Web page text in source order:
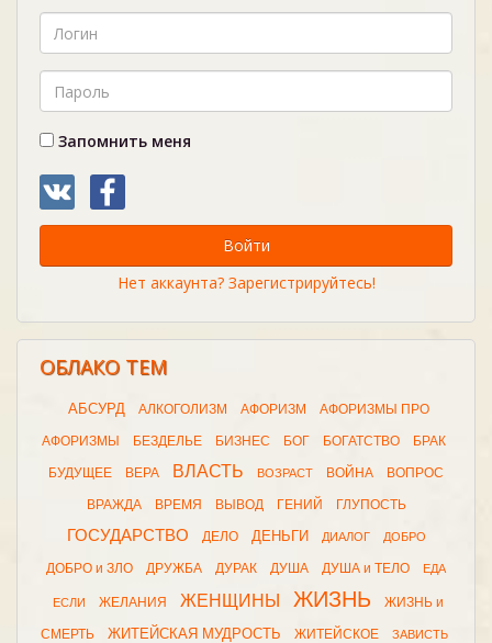
Запомнить меня
Войти
Нет аккаунта? Зарегистрируйтесь!
ОБЛАКО ТЕМ
АБСУРД АЛКОГОЛИЗМ АФОРИЗМ АФОРИЗМЫ ПРО
АФОРИЗМЫ БЕЗДЕЛЬЕ БИЗНЕС БОГ БОГАТСТВО БРАК
БУДУЩЕЕ ВЕРА ВЛАСТЬ ВОЗРАСТ ВОЙНА ВОПРОС
ВРАЖДА ВРЕМЯ ВЫВОД ГЕНИЙ ГЛУПОСТЬ
ГОСУДАРСТВО ДЕЛО ДЕНЬГИ ДИАЛОГ ДОБРО
ДОБРО и ЗЛО ДРУЖБА ДУРАК ДУША ДУША и ТЕЛО ЕДА
ЕСЛИ ЖЕЛАНИЯ ЖЕНЩИНЫ ЖИЗНЬ ЖИЗНЬ и
СМЕРТЬ ЖИТЕЙСКАЯ МУДРОСТЬ ЖИТЕЙСКОЕ ЗАВИСТЬ